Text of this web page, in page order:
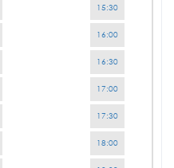
15:30
16:00
16:30
17:00
17:30
18:00